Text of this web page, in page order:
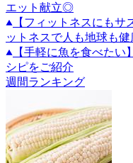
エット献立◎
【フィットネスにも
ットネスで人も地球も健
【手軽に魚を食べた
シピをご紹介
週間ランキング